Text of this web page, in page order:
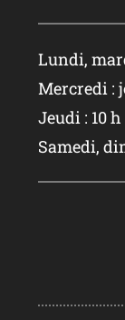
Lundi,
Mercredi :
Jeudi : 10
Samedi,